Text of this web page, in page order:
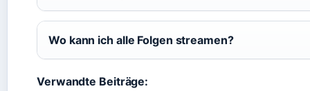
Wo kann ich alle Folgen streamen?
Verwandte Beiträge: